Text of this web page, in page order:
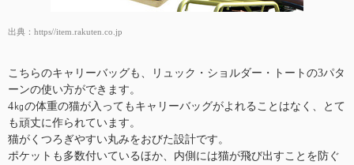
出典： https//item.rakuten.co.jp
こちらのキャリーバッグも、リュック・ショルダー・トートの3パタ
ーンの使い方ができます。
4㎏の体重の猫が入ってもキャリーバッグがよれることはなく、とて
も頑丈に作られています。
猫がくつろぎやすい丸みをおびた設計です。
ポケットも多数付いているほか、内側には猫が飛び出すことを防ぐ